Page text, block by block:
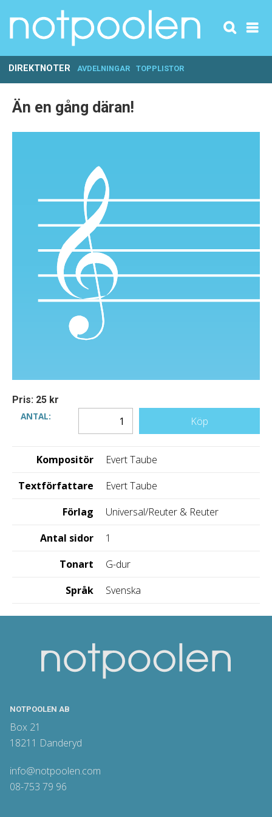
DIREKTNOTER AVDELNINGAR TOPPLISTOR
Än en gång däran!
Pris: 25 kr
ANTAL:
Köp
Kompositör
Evert Taube
Textförfattare
Evert Taube
Förlag
Universal/Reuter & Reuter
Antal sidor
1
Tonart
G-dur
Språk
Svenska
NOTPOOLEN AB
Box 21
18211 Danderyd
info@notpoolen.com
08-753 79 96